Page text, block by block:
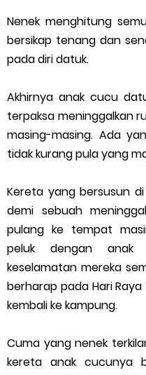
Nenek menghitung
bersikap tenang dan
pada diri datuk.
Akhirnya anak cucu
terpaksa meninggalkan
masing-masing. Ada
tidak kurang pula yang
Kereta yang bersusun
demi sebuah
pulang ke tempat
peluk dengan anak
keselamatan mereka
berharap pada Hari
kembali ke kampung.
Cuma yang nenek
kereta anak cucunya